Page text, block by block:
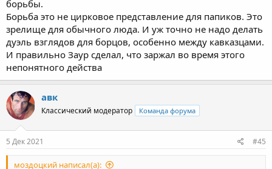
борьбе в формате борцовского шоу. Итоги турнира
корреспонденту WRESTRUS.RU Тиграну Аваняну
прокомментировал президент ФСБР, олимпийский чемпион
Михаил Мамиашвили.
— Прежде всего, я хочу поблагодарить посетившего турнир
президента Объединенного мира борьбы, члена
исполнительного комитета Международного Олимпийского
комитета Ненада Лаловича — спасибо за то, что он разрешает
нам экспериментировать, — говорит
— Сегодняшняя история, которую мы показали, безусловно
имеет право на существование, ведь наши чемпионы —
Садулаев, Власов, Сидаков и другие спортсмены —
борьбы.
Борьба это не цирковое представление для папиков. Это
зрелище для обычного люда. И уж точно не надо делать
дуэль взглядов для борцов, особенно между кавказцами.
И правильно Заур сделал, что заржал во время этого
непонятного действа
авк
Классический модератор Команда форума
5 Дек 2021 #45
моздоцкий написал(а):